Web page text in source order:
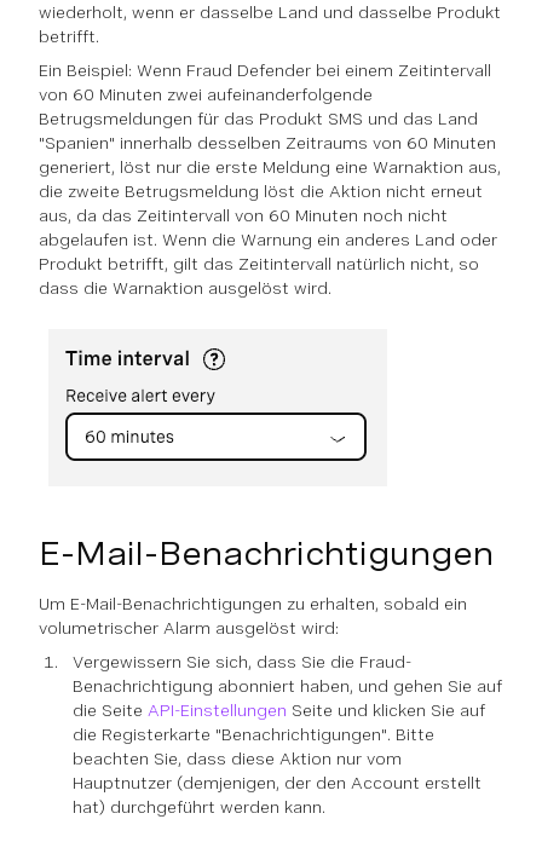
wiederholt, wenn er dasselbe Land und dasselbe Produkt
betrifft.
Ein Beispiel: Wenn Fraud Defender bei einem Zeitintervall
von 60 Minuten zwei aufeinanderfolgende
Betrugsmeldungen für das Produkt SMS und das Land
"Spanien" innerhalb desselben Zeitraums von 60 Minuten
generiert, löst nur die erste Meldung eine Warnaktion aus,
die zweite Betrugsmeldung löst die Aktion nicht erneut
aus, da das Zeitintervall von 60 Minuten noch nicht
abgelaufen ist. Wenn die Warnung ein anderes Land oder
Produkt betrifft, gilt das Zeitintervall natürlich nicht, so
dass die Warnaktion ausgelöst wird.
E-Mail-Benachrichtigungen
Um E-Mail-Benachrichtigungen zu erhalten, sobald ein
volumetrischer Alarm ausgelöst wird:
Vergewissern Sie sich, dass Sie die Fraud-
Benachrichtigung abonniert haben, und gehen Sie auf
die Seite API-Einstellungen Seite und klicken Sie auf
die Registerkarte "Benachrichtigungen". Bitte
beachten Sie, dass diese Aktion nur vom
Hauptnutzer (demjenigen, der den Account erstellt
hat) durchgeführt werden kann.